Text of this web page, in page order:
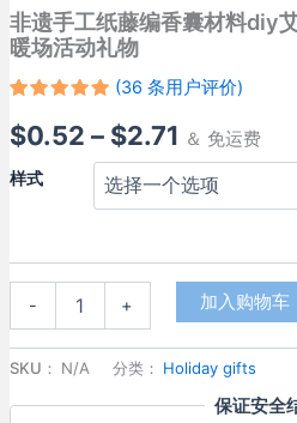
非遗手工纸藤编香囊材料diy
暖场活动礼物
/ 5，已有
位客户进
(36 条用户评价)
$0.52 – $2.71 价
格
范
围：
$0.52
至
$2.71
＆ 免运费
样式
-
工
藤
+ 加入购物车
SKU： N/A 分类： Holiday gifts
保证安全